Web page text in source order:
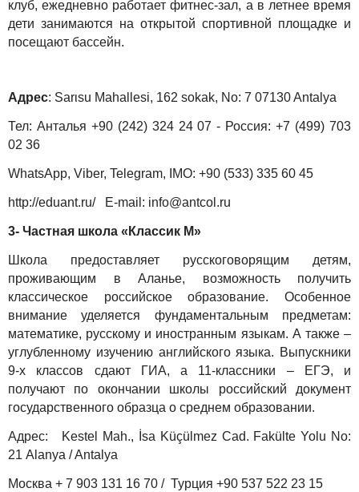
клуб, ежедневно работает фитнес-зал, а в летнее время
дети занимаются на открытой спортивной площадке и
посещают бассейн.
Адрес: Sarιsu Mahallesi, 162 sokak, No: 7 07130 Antalya
Тел: Анталья +90 (242) 324 24 07 - Россия: +7 (499) 703
02 36
WhatsApp, Viber, Telegram, IMO: +90 (533) 335 60 45
http://eduant.ru/ E-mail: info@antcol.ru
3- Частная школа «Классик М»
Школа предоставляет русскоговорящим детям,
проживающим в Аланье, возможность получить
классическое российское образование. Особенное
внимание уделяется фундаментальным предметам:
математике, русскому и иностранным языкам. А также –
углубленному изучению английского языка. Выпускники
9-х классов сдают ГИА, а 11-классники – ЕГЭ, и
получают по окончании школы российский документ
государственного образца о среднем образовании.
Адрес: Kestel Mah., İsa Küçülmez Cad. Fakülte Yolu Nо:
21 Alanya / Antalya
Москва + 7 903 131 16 70 / Турция +90 537 522 23 15